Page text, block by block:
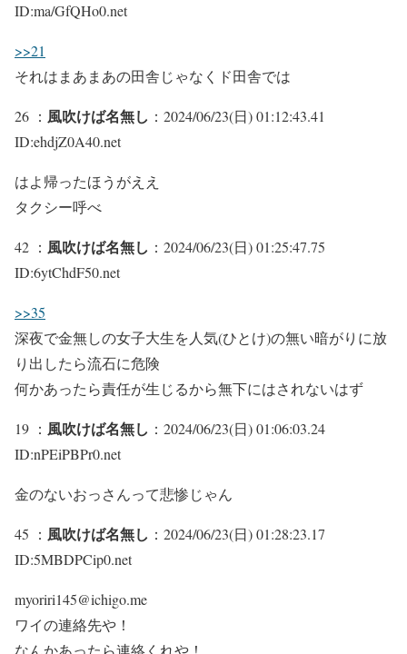
ID:ma/GfQHo0.net
>>21
それはまあまあの田舎じゃなくド田舎では
26 ： 風吹けば名無し ：2024/06/23(日) 01:12:43.41
ID:ehdjZ0A40.net
はよ帰ったほうがええ
タクシー呼べ
42 ： 風吹けば名無し ：2024/06/23(日) 01:25:47.75
ID:6ytChdF50.net
>>35
深夜で金無しの女子大生を人気(ひとけ)の無い暗がりに放
り出したら流石に危険
何かあったら責任が生じるから無下にはされないはず
19 ： 風吹けば名無し ：2024/06/23(日) 01:06:03.24
ID:nPEiPBPr0.net
金のないおっさんって悲惨じゃん
45 ： 風吹けば名無し ：2024/06/23(日) 01:28:23.17
ID:5MBDPCip0.net
myoriri145@ichigo.me
ワイの連絡先や！
なんかあったら連絡くれや！